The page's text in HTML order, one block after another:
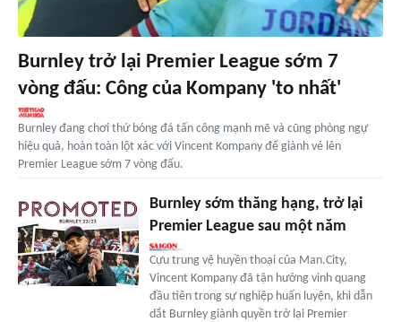
Burnley trở lại Premier League sớm 7
vòng đấu: Công của Kompany 'to nhất'
Burnley đang chơi thứ bóng đá tấn công mạnh mẽ và cũng phòng ngự
hiệu quả, hoàn toàn lột xác với Vincent Kompany để giành vé lên
Premier League sớm 7 vòng đấu.
Burnley sớm thăng hạng, trở lại
Premier League sau một năm
Cựu trung vệ huyền thoại của Man.City,
Vincent Kompany đã tận hưởng vinh quang
đầu tiên trong sự nghiệp huấn luyện, khi dẫn
dắt Burnley giành quyền trở lại Premier